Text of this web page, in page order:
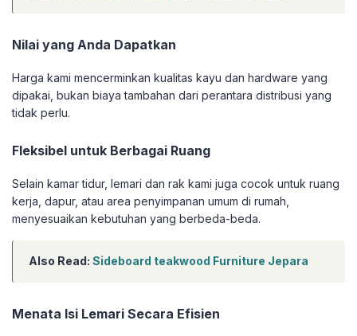
Nilai yang Anda Dapatkan
Harga kami mencerminkan kualitas kayu dan hardware yang
dipakai, bukan biaya tambahan dari perantara distribusi yang
tidak perlu.
Fleksibel untuk Berbagai Ruang
Selain kamar tidur, lemari dan rak kami juga cocok untuk ruang
kerja, dapur, atau area penyimpanan umum di rumah,
menyesuaikan kebutuhan yang berbeda-beda.
Also Read: Sideboard teakwood Furniture Jepara
Menata Isi Lemari Secara Efisien